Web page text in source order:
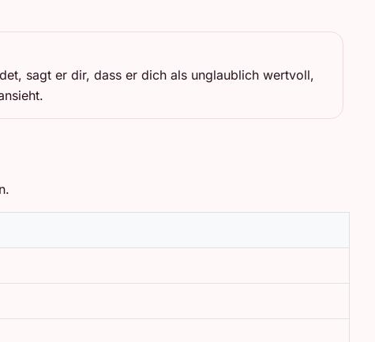
sagt er dir, dass er dich als unglaublich wertvoll,